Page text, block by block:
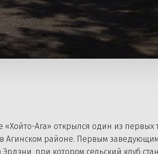
«Хойто-Ага» открылся один из первых
в Агинском районе. Первым
при котором сельский клуб